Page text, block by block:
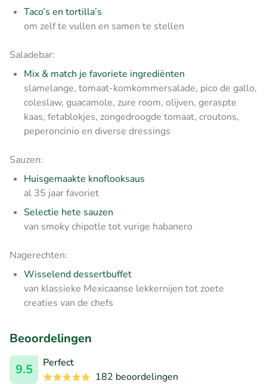
Taco’s en tortilla’s
om zelf te vullen en samen te stellen
Saladebar:
Mix & match je favoriete ingrediënten
slamelange, tomaat-komkommersalade, pico de gallo,
coleslaw, guacamole, zure room, olijven, geraspte
kaas, fetablokjes, zongedroogde tomaat, croutons,
peperoncinio en diverse dressings
Sauzen:
Huisgemaakte knoflooksaus
al 35 jaar favoriet
Selectie hete sauzen
van smoky chipotle tot vurige habanero
Nagerechten:
Wisselend dessertbuffet
van klassieke Mexicaanse lekkernijen tot zoete
creaties van de chefs
Beoordelingen
9.5
Perfect
182 beoordelingen